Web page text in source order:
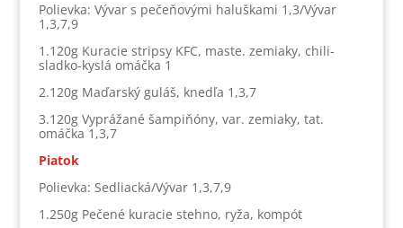
Polievka: Vývar s pečeňovými haluškami 1,3/Vývar
1,3,7,9
1.120g Kuracie stripsy KFC, maste. zemiaky, chili-
sladko-kyslá omáčka 1
2.120g Maďarský guláš, knedľa 1,3,7
3.120g Vyprážané šampiňóny, var. zemiaky, tat.
omáčka 1,3,7
Piatok
Polievka: Sedliacká/Vývar 1,3,7,9
1.250g Pečené kuracie stehno, ryža, kompót